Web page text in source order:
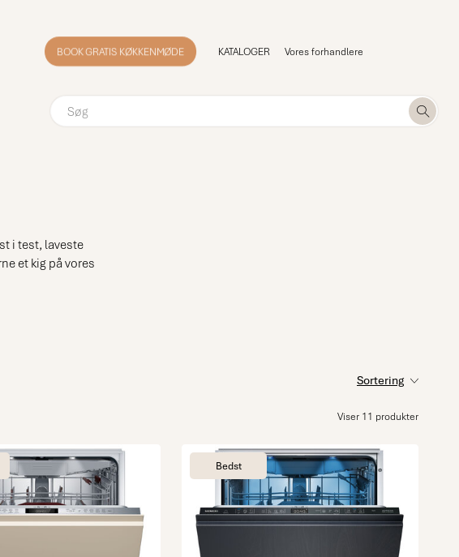
BOOK GRATIS KØKKENMØDE KATALOGER Vores forhandlere
i test, laveste
et kig på vores
Sortering
Viser 11 produkter
Bedst